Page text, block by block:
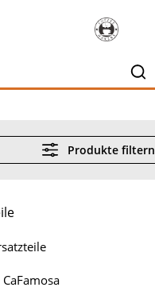
Produkte filtern
CaFamosa